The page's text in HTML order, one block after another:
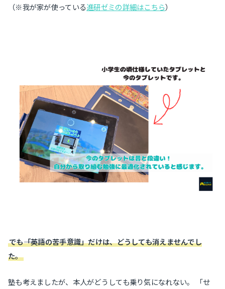
（※我が家が使っている進研ゼミの詳細はこちら）
でも――「英語の苦手意識」だけは、どうしても消えませんでし
た。
塾も考えましたが、本人がどうしても乗り気になれない。 「せ